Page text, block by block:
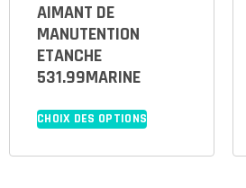
AIMANT DE
MANUTENTION
ETANCHE
531.99MARINE
CHOIX DES OPTIONS